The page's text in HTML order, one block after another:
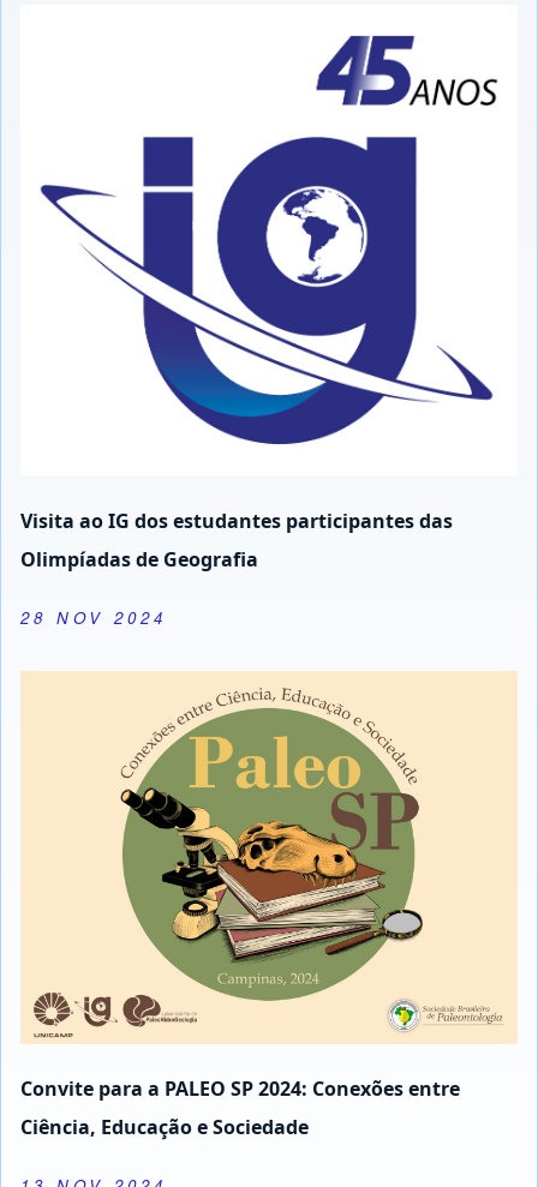
Visita ao IG dos estudantes participantes das
Olimpíadas de Geografia
28 NOV 2024
Convite para a PALEO SP 2024: Conexões entre
Ciência, Educação e Sociedade